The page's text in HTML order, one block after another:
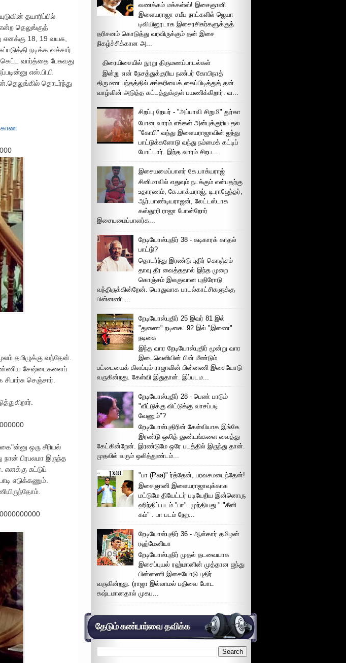
தயாரிப்பில்
தெலுங்குத்
18, 19 வயசு,
நடிக்க வச்சார்.
கெட்ட வார்த்தை பேசுவது
எஸ்.பி.பி
தொடர்ந்து
காண
தமிழுக்கு வந்தேன்.
பண்ணிய சேஷ்டைகளைப்
செஞ்சார்.
ஒரு சீரியல்
நான் பிரபலமா இருந்த
சுட்டுப்
எடுக்கணும்.
வணக்கம் மக்கள்ஸ்! இசைஞானி
இளையராஜா சமீப நாட்களில் ஜெயா
டிவியினூடாக இசைரசிகர்களுக்குத்
தரிசனம் கொடுத்து வரவிருக்கும் தன் இசை
நிகழ்ச்சிக்கான அ...
திரையிசையில் நூறு திருமணப்பாடல்கள்
இன்று என் நேசத்துக்குரிய நண்பர் கோபிநாத்
திருமண பந்தத்தில் சங்கரியைக் கைப்பிடித்துத் தன்
வாழ்வின் அடுத்த கட்டத்துக்குள் பயணிக்கிறார். வ...
சிறப்பு நேயர் - "அப்பாவி சிறுமி" துர்கா
போன வாரம் எங்கள் அன்புக்குரிய தல
"கோபி" வந்து இளையராஜாவின் ஐந்து
பாட்டுக்களோடு வந்து நம்மைக் கட்டிப்
போட்டார். இந்த வாரம் சிறப...
இசையமைப்பாளர் கே.பாக்யராஜ்
சினிமாவில் எதுவும் நடக்கும் என்பதற்கு
உதாரணம், கே.பாக்யராஜ், டி.ராஜேந்தர்,
ஆர்.பாண்டியராஜன், லேட்டஸ்டாக
கஸ்தூரி ராஜா போன்றோர்
இசையமைப்பாளர்க...
றேடியோஸ்புதிர் 38 - கடிகாரக் காதல்
பாட்டு்?
தொடர்ந்து இரண்டு புதிர் கொஞ்சம்
தாவு தீர வைத்ததால் இந்த முறை
கொஞ்சம் இலகுவான புதிரோடு
வந்திருக்கின்றேன். பொதுவாக பாடல்காட்சிகளுக்கு
பின்னணி ...
றேடியோஸ்புதிர் 25 இவர் 81 இல்
"துணை" நடிகை: 92 இல் "இணை"
நடிகை
இந்த வார றேடியோஸ்புதிர் மூன்று வார
இடைவெளியின் பின் மீண்டும்
பட்டையைக் கிளப்பும் ராஜாவின் பின்னணி இசையோடு
வருகின்றது. கேள்வி இதுதான். இப்படம...
றேடியோஸ்புதிர் 28 - பெண் பாடும்
"வீட்டுக்கு விட்டுக்கு வாசப்படி
வேணும்"?
றேடியோஸ்புதிரின் கேள்வியாக இங்கே
இரண்டு ஒலித் துண்டங்களை வைத்து
கேட்கின்றேன். இரண்டுமே ஒரே படத்தில் இருந்து தான்.
முதலில் வரும் ஒலித்துண்டம்...
"பா (Paa)" ர்த்தேன், பரவசமடைந்தேன்!
இசைஞானி இளையராஜாவுக்காக
மட்டுமே தியேட்டர் படியேறிய இன்னொரு
ஹிந்திப் படம் "பா". முந்தியது " "சீனி
கம்" . பா படம் நேற...
றேடியோஸ்புதிர் 36 - ஆஸ்கார் தமிழன்
ரஹ்மேனியா
றேடியோஸ்புதிர் முதல் தடவையாக
இசைப்புயல் ரஹ்மானின் முத்தான ஐந்து
பின்னணி இசையோடு புதிர்
வருகின்றது. (ராஜா இல்லாமல் பதிவை போட
கஷ்டமானதால் முகப...
தேடும் கண்பார்வை தவிக்க